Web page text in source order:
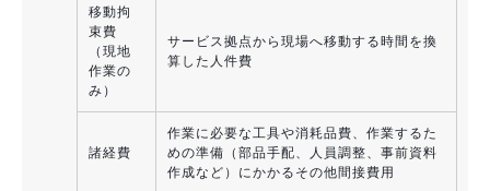
移動拘
束費
（現地
作業の
み）
サービス拠点から現場へ移動する時間を換
算した人件費
諸経費
作業に必要な工具や消耗品費、作業するた
めの準備（部品手配、人員調整、事前資料
作成など）にかかるその他間接費用